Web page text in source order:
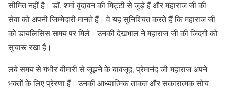
सीमित नहीं है। डॉ. शर्मा वृंदावन की मिट्टी से जुड़े हैं और महाराज जी की
सेवा को अपनी जिम्मेदारी मानते हैं। वे यह सुनिश्चित करते हैं कि महाराज जी
को डायलिसिस समय पर मिले। उनकी देखभाल ने महाराज जी की जिंदगी को
सुचारू रखा है।
लंबे समय से गंभीर बीमारी से जूझने के बावजूद, प्रेमानंद जी महाराज अपने
भक्तों के लिए प्रेरणा हैं। उनकी आध्यात्मिक ताकत और सकारात्मक सोच